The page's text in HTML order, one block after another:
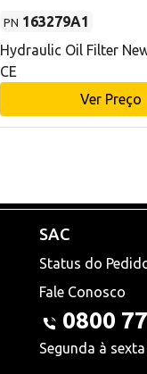
PN 163279A1
Hydraulic Oil Filter
CE
Ver Preço
SAC
Status do
Fale Conosco
0800
Segunda à